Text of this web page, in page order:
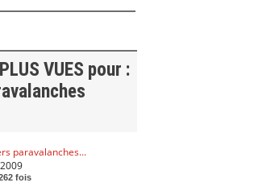
VUES pour :
paravalanches...
fois